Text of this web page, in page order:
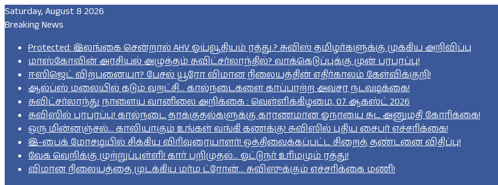
Saturday, August 8 2026
Breaking News
Protected: இலங்கை சென்றால் AHV ஓய்வூதியம் ரத்து.? சுவிஸ் தமிழர்களுக்கு முக்கிய அறிவிப்பு
மாஸ்கோவின் அரசியல் அழுத்தம் சுவிட்சர்லாந்தில்? வாக்கெடுப்புக்கு முன் பரபரப்பு!
ஈஸிஜெட் விற்பனையா? பேசல் யூரோ விமான நிலையத்தின் எதிர்காலம் கேள்விக்குறி!
ஆல்ப்ஸ் மலையில் கடும் வறட்சி… கால்நடைகளை காப்பாற்ற அவசர நடவடிக்கை!
சுவிட்சர்லாந்து நாளைய வானிலை அறிக்கை : வெள்ளிக்கிழமை, 07 ஆகஸ்ட் 2026
சுவிஸில் பரபரப்பு! கால்நடை தாக்குதல்களுக்கு காரணமான ஓநாயை சுட அனுமதி கோரிக்கை!
ஒரு மின்னஞ்சல்… காலியாகும் உங்கள் வங்கி கணக்கு! சுவிஸில் புதிய சைபர் எச்சரிக்கை!
இ-பைக் மோசடியில் சிக்கிய விரிவுரையாளர்! ஒத்திவைக்கப்பட்ட சிறைத் தண்டனை விதிப்பு!
வேக வெறிக்கு முற்றுப்புள்ளி! கார் பறிமுதல்… ஓட்டுநர் உரிமமும் ரத்து!
விமான நிலையத்தை முடக்கிய மர்ம ட்ரோன்… சுவிஸுக்கும் எச்சரிக்கை மணி!